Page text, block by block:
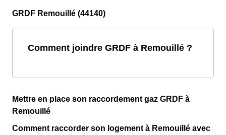
GRDF Remouillé (44140)
Comment joindre GRDF à Remouillé ?
Mettre en place son raccordement gaz GRDF à
Remouillé
Comment raccorder son logement à Remouillé avec